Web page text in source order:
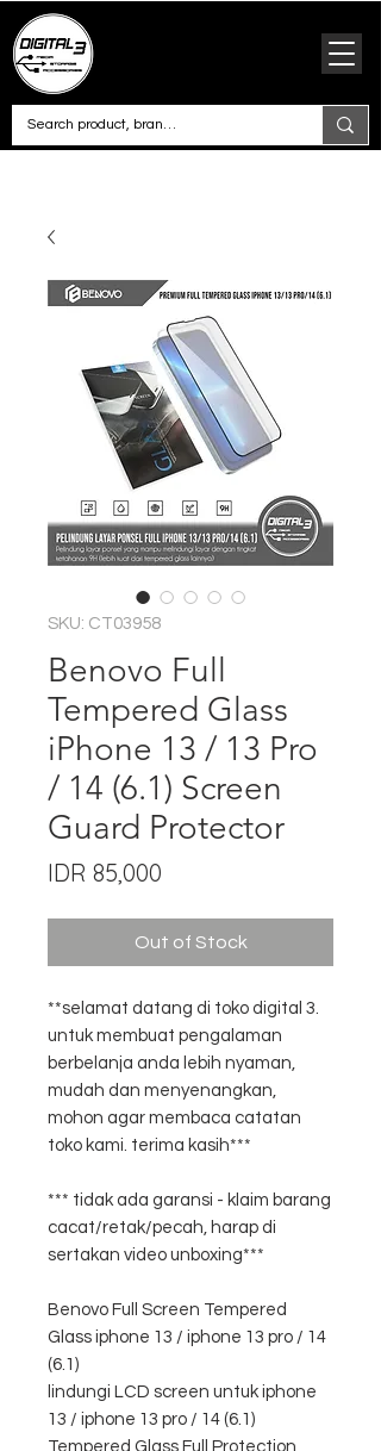
SKU: CT03958
Benovo Full
Tempered Glass
iPhone 13 / 13 Pro
/ 14 (6.1) Screen
Guard Protector
IDR 85,000
Out of Stock
**selamat datang di toko digital 3.
untuk membuat pengalaman
berbelanja anda lebih nyaman,
mudah dan menyenangkan,
mohon agar membaca catatan
toko kami. terima kasih***
*** tidak ada garansi - klaim barang
cacat/retak/pecah, harap di
sertakan video unboxing***
Benovo Full Screen Tempered
Glass iphone 13 / iphone 13 pro / 14
(6.1)
lindungi LCD screen untuk iphone
13 / iphone 13 pro / 14 (6.1)
Tempered Glass Full Protection